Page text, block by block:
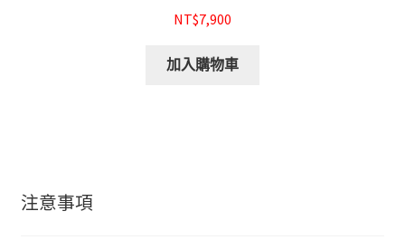
NT$7,900
加入購物車
注意事項